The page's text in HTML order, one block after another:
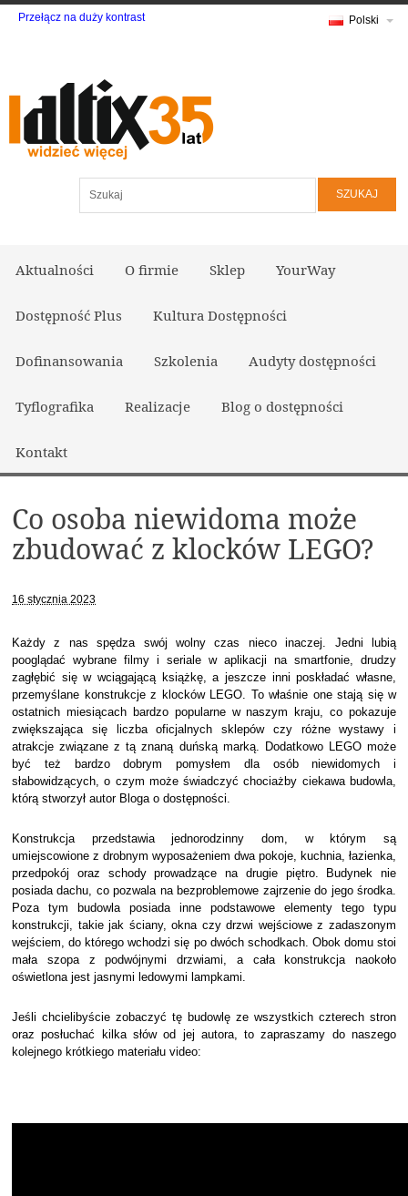
Przełącz na duży kontrast Polski
Aktualności O firmie Sklep YourWay
Dostępność Plus Kultura Dostępności
Dofinansowania Szkolenia Audyty dostępności
Tyflografika Realizacje Blog o dostępności
Kontakt
Co osoba niewidoma może
zbudować z klocków LEGO?
16 stycznia 2023
Każdy z nas spędza swój wolny czas nieco inaczej. Jedni lubią
pooglądać wybrane filmy i seriale w aplikacji na smartfonie, drudzy
zagłębić się w wciągającą książkę, a jeszcze inni poskładać własne,
przemyślane konstrukcje z klocków LEGO. To właśnie one stają się w
ostatnich miesiącach bardzo popularne w naszym kraju, co pokazuje
zwiększająca się liczba oficjalnych sklepów czy różne wystawy i
atrakcje związane z tą znaną duńską marką. Dodatkowo LEGO może
być też bardzo dobrym pomysłem dla osób niewidomych i
słabowidzących, o czym może świadczyć chociażby ciekawa budowla,
którą stworzył autor Bloga o dostępności.
Konstrukcja przedstawia jednorodzinny dom, w którym są
umiejscowione z drobnym wyposażeniem dwa pokoje, kuchnia, łazienka,
przedpokój oraz schody prowadzące na drugie piętro. Budynek nie
posiada dachu, co pozwala na bezproblemowe zajrzenie do jego środka.
Poza tym budowla posiada inne podstawowe elementy tego typu
konstrukcji, takie jak ściany, okna czy drzwi wejściowe z zadaszonym
wejściem, do którego wchodzi się po dwóch schodkach. Obok domu stoi
mała szopa z podwójnymi drzwiami, a cała konstrukcja naokoło
oświetlona jest jasnymi ledowymi lampkami.
Jeśli chcielibyście zobaczyć tę budowlę ze wszystkich czterech stron
oraz posłuchać kilka słów od jej autora, to zapraszamy do naszego
kolejnego krótkiego materiału video: